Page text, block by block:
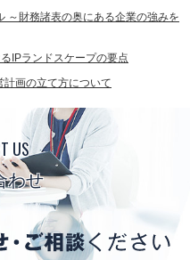
～財務諸表の奥にある企業の強みを
IPランドスケープの要点
計画の立て方について
US
わせ